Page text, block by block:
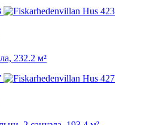
232.2 м²